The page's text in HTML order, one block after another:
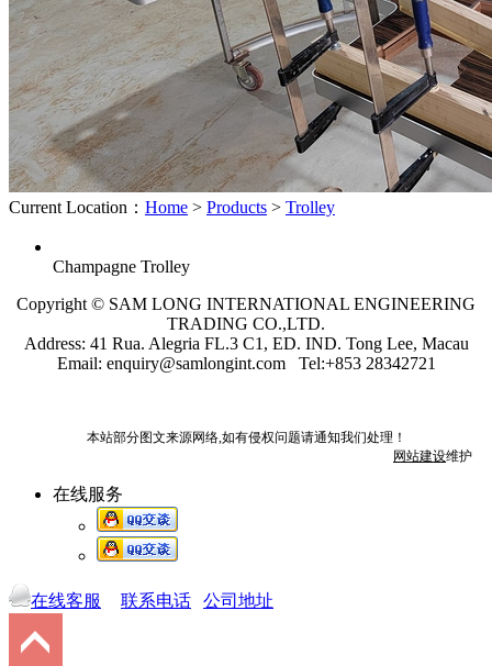
Current Location： Home > Products > Trolley
Champagne Trolley
Copyright © SAM LONG INTERNATIONAL ENGINEERING
TRADING CO.,LTD.
Address: 41 Rua. Alegria FL.3 C1, ED. IND. Tong Lee, Macau
Email: enquiry@samlongint.com Tel:+853 28342721
本站部分图文来源网络,如有侵权问题请通知我们处理！
网站建设维护
在线服务
在线客服 联系电话 公司地址